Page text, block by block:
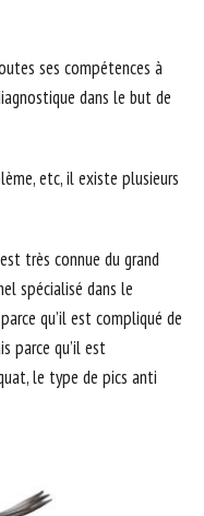
ses compétences à
dans le but de
etc, il existe plusieurs
très connue du grand
spécialisé dans le
qu’il est compliqué de
parce qu’il est
le type de pics anti